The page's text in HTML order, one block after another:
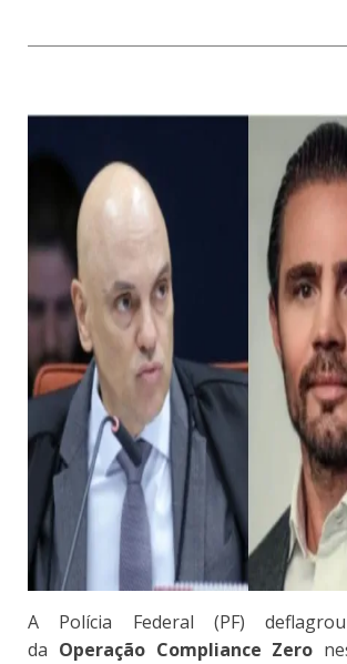
A Polícia Federal (PF)
da Operação Compliance Zero